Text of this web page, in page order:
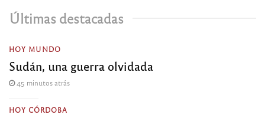
Últimas destacadas
HOY MUNDO
Sudán, una guerra olvidada
45 minutos atrás
HOY CÓRDOBA